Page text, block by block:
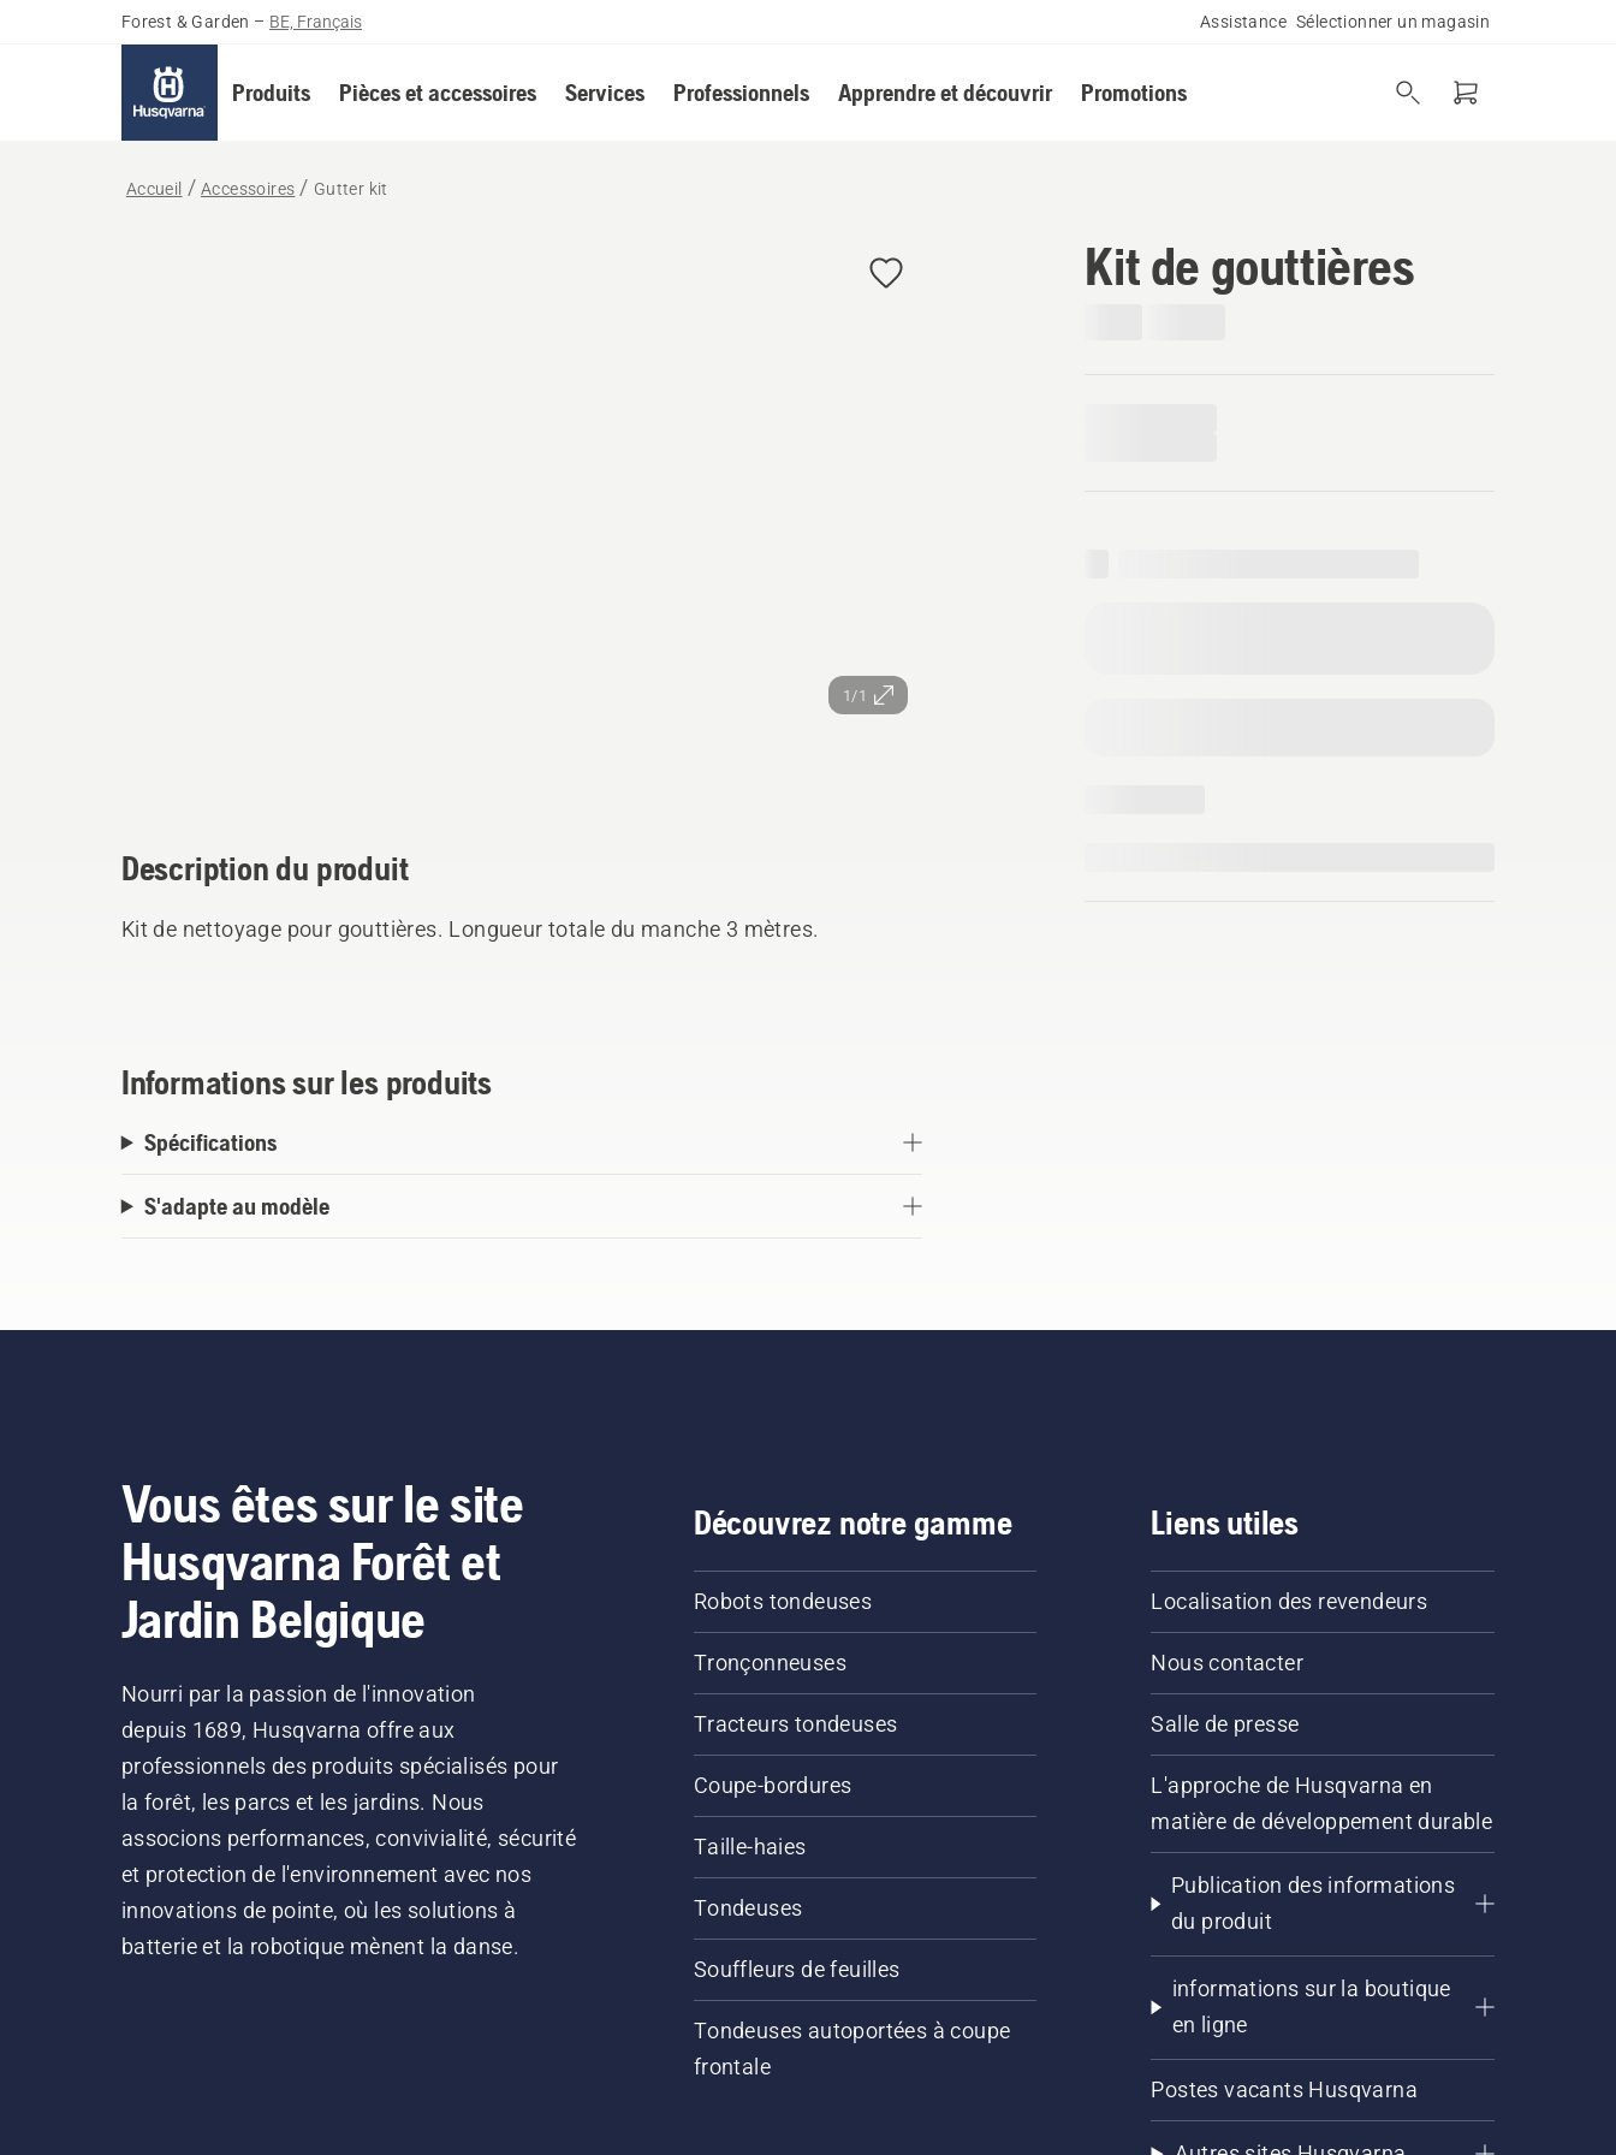
Forest & Garden – BE, Français Assistance Sélectionner un magasin
Produits Pièces et accessoires Services Professionnels Apprendre et découvrir Promotions
Accueil Accessoires Gutter kit
1/1
Kit de gouttières
Description du produit
Kit de nettoyage pour gouttières. Longueur totale du manche 3 mètres.
Informations sur les produits
Spécifications
S'adapte au modèle
Vous êtes sur le site
Husqvarna Forêt et
Jardin Belgique
Nourri par la passion de l'innovation
depuis 1689, Husqvarna offre aux
professionnels des produits spécialisés pour
la forêt, les parcs et les jardins. Nous
associons performances, convivialité, sécurité
et protection de l'environnement avec nos
innovations de pointe, où les solutions à
batterie et la robotique mènent la danse.
Découvrez notre gamme
Robots tondeuses
Tronçonneuses
Tracteurs tondeuses
Coupe-bordures
Taille-haies
Tondeuses
Souffleurs de feuilles
Tondeuses autoportées à coupe
frontale
Liens utiles
Localisation des revendeurs
Nous contacter
Salle de presse
L'approche de Husqvarna en
matière de développement durable
Publication des informations
du produit
informations sur la boutique
en ligne
Postes vacants Husqvarna